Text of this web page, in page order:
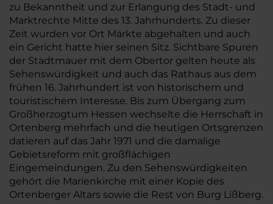
zu Bekanntheit und zur Erlangung des Stadt- und
Marktrechte Mitte des 13. Jahrhunderts. Zu dieser
Zeit wurden vor Ort Märkte abgehalten und auch
ein Gericht hatte hier seinen Sitz. Sichtbare Spuren
der Stadtmauer mit dem Obertor gelten heute als
Sehenswürdigkeit und auch das Rathaus aus dem
frühen 16. Jahrhundert ist von historischem und
touristischem Interesse. Bis zum Übergang zum
Großherzogtum Hessen wechselte die Herrschaft in
Ortenberg mehrfach und die heutigen Ortsgrenzen
datieren auf das Jahr 1971 und die damalige
Gebietsreform mit großflächigen
Eingemeindungen. Zu den Sehenswürdigkeiten
gehört die Marienkirche mit einer Kopie des
Ortenberger Altars sowie die Rest von Burg Lißberg.